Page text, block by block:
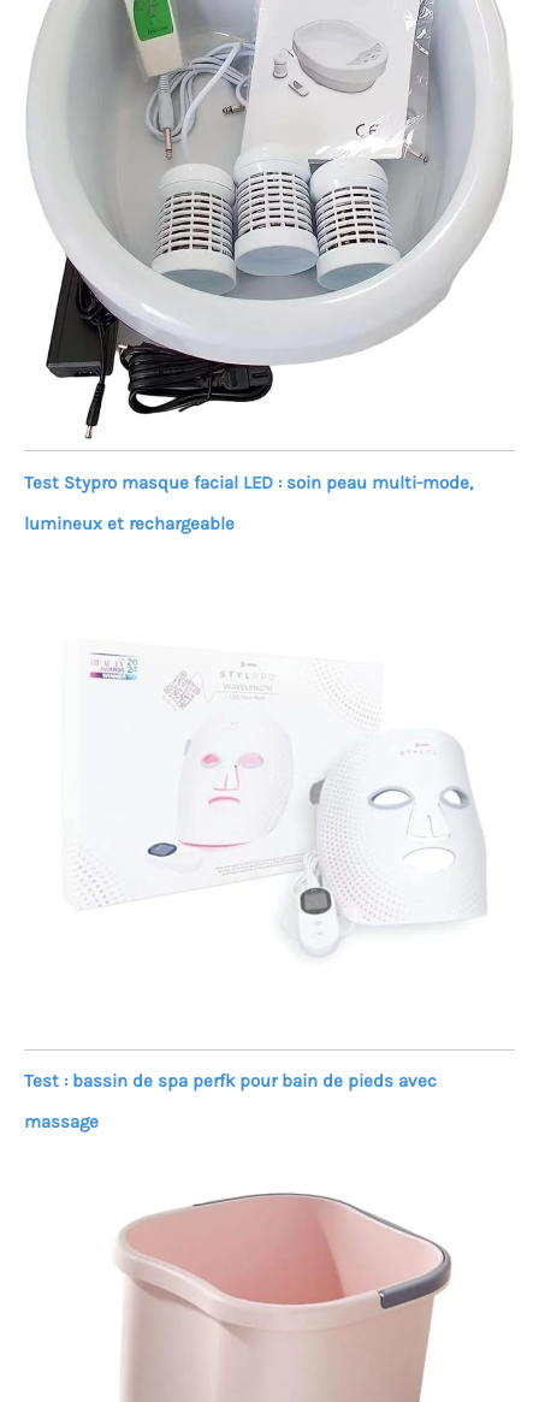
une structure robuste et
antidérapante
garantissant une stabilité
totale. Grâce à ses
dimensions internes
généreuses de 25*30 cm,
cet appareil accueille
confortablement toutes
les pointures jusqu’au 44.
Très facile à nettoyer, à
vider et à entretenir, il
offrez-vous un moment de
pur bien-être quotidien
fatigués par les longues
marches ou les journées
de travail intenses
Test Stypro masque facial LED : soin peau multi-mode,
lumineux et rechargeable
Test : bassin de spa perfk pour bain de pieds avec
massage